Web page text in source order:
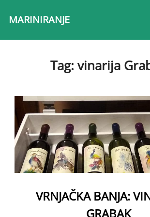
MARINIRANJE
Tag: vinarija
VRNJAČKA BANJA:
GRABAK